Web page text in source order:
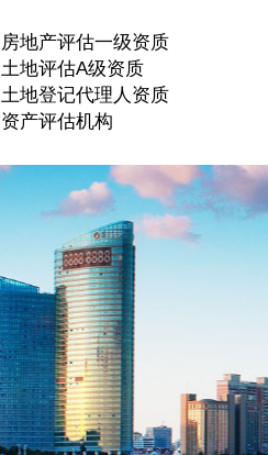
房地产评估一级资质
土地评估A级资质
土地登记代理人资质
资产评估机构